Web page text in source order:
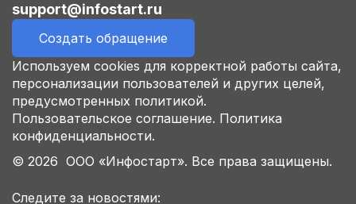
support@infostart.ru
Создать обращение
Используем cookies для корректной работы сайта,
персонализации пользователей и других целей,
предусмотренных политикой.
Пользовательское соглашение. Политика
конфиденциальности.
© 2026 ООО «Инфостарт». Все права защищены.
Следите за новостями: